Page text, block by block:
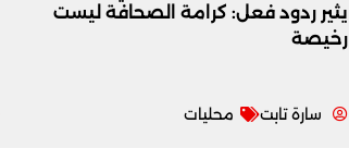
يثير ردود فعل: كرامة الصحافة ليست
رخيصة
سارة تابت محليات